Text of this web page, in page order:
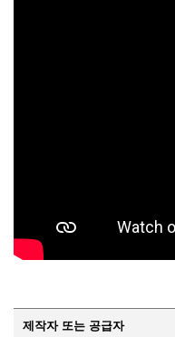
제작자 또는 공급자